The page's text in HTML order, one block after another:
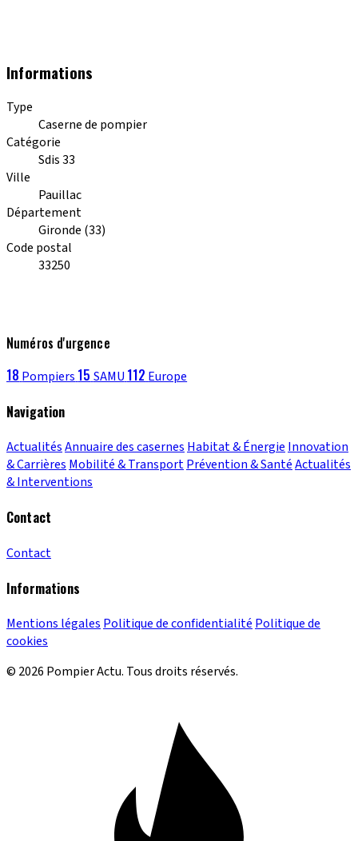
Informations
Type
Caserne de pompier
Catégorie
Sdis 33
Ville
Pauillac
Département
Gironde (33)
Code postal
33250
Numéros d'urgence
18 Pompiers 15 SAMU 112 Europe
Navigation
ActualitésAnnuaire des casernes Habitat & Énergie Innovation
& Carrières Mobilité & TransportPrévention & SantéActualités
& Interventions
Contact
Contact
Informations
Mentions légales Politique de confidentialité Politique de
cookies
© 2026 Pompier Actu. Tous droits réservés.